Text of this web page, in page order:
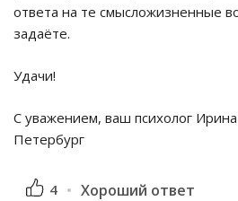
ответа на те смысложизненные
задаёте.
Удачи!
С уважением, ваш психолог
Петербург
4 Хороший ответ